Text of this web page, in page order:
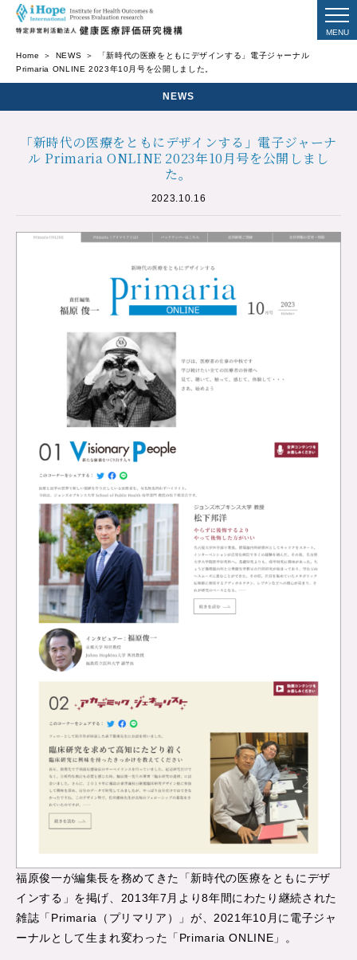
Home NEWS
「新時代の医療をともにデザインする」電子ジャーナル
Primaria ONLINE 2023年10月号を公開しました。
NEWS
「新時代の医療をともにデザインする」電子ジャーナ
ル Primaria ONLINE 2023年10月号を公開しまし
た。
2023.10.16
福原俊一が編集長を務めてきた「新時代の医療をともにデザ
インする」を掲げ、2013年7月より8年間にわたり継続された
雑誌「Primaria（プリマリア）」が、2021年10月に電子ジャ
ーナルとして生まれ変わった「Primaria ONLINE」。